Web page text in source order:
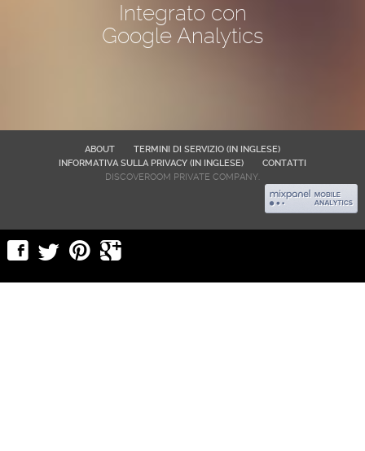
Integrato con
Google Analytics
ABOUT
TERMINI DI SERVIZIO (IN INGLESE)
INFORMATIVA SULLA PRIVACY (IN INGLESE)
CONTATTI
DISCOVEROOM PRIVATE COMPANY.